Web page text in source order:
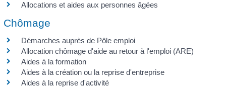
Allocations et aides aux personnes âgées
Chômage
Démarches auprès de Pôle emploi
Allocation chômage d'aide au retour à l'emploi (ARE)
Aides à la formation
Aides à la création ou la reprise d'entreprise
Aides à la reprise d'activité